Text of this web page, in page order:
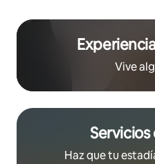
Vive
Haz que tu